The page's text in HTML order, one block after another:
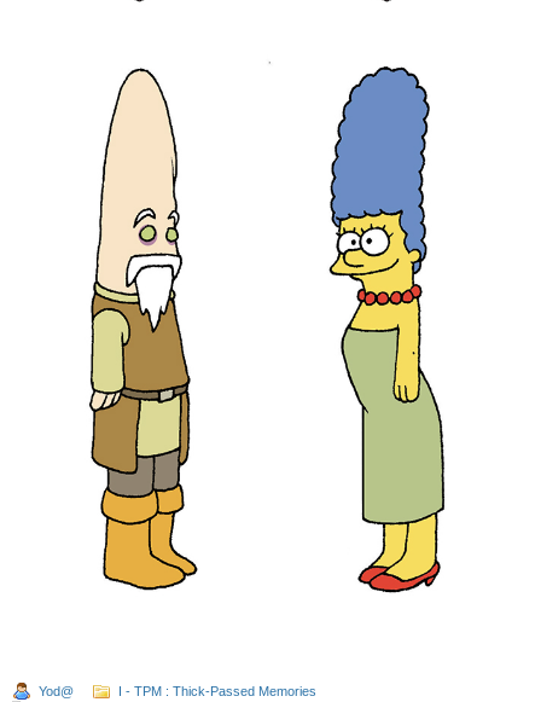
Yod@
I - TPM : Thick-Passed Memories